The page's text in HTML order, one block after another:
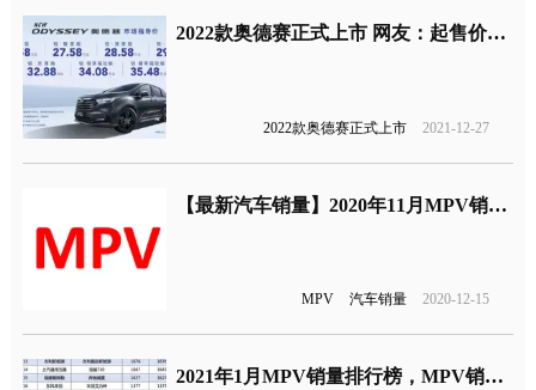
2022款奥德赛正式上市 网友：起售价吸引
2022款奥德赛正式上市 2021-12-27
【最新汽车销量】2020年11月MPV销量排行榜，MPV销量榜单
MPV 汽车销量 2020-12-15
2021年1月MPV销量排行榜，MPV销量榜单